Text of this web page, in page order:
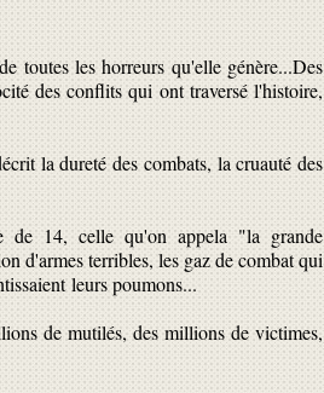
toutes les horreurs qu'elle génère...Des
des conflits qui ont traversé l'histoire,
la dureté des combats, la cruauté des
de 14, celle qu'on appela "la grande
d'armes terribles, les gaz de combat qui
leurs poumons...
de mutilés, des millions de victimes,